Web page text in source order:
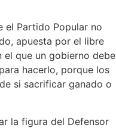
el Partido Popular no
apuesta por el libre
el que un gobierno debe
hacerlo, porque los
si sacrificar ganado o
la figura del Defensor